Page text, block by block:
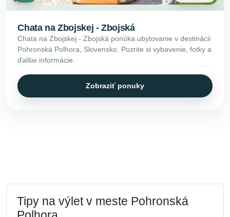
Chata na Zbojskej - Zbojská
Chata na Zbojskej - Zbojská ponúka ubytovanie v destinácii
Pohronská Polhora, Slovensko. Pozrite si vybavenie, fotky a
ďalšie informácie.
Zobraziť ponuky
Tipy na výlet v meste Pohronská